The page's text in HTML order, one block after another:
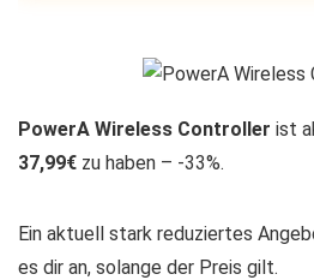
PowerA Wireless Controller ist
37,99€ zu haben – -33%.
Ein aktuell stark reduziertes
es dir an, solange der Preis gilt.